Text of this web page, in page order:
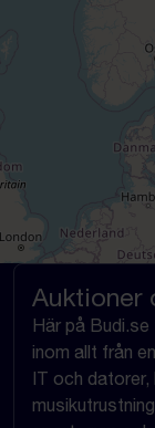
Auktioner
Här på
inom allt från
IT och datorer,